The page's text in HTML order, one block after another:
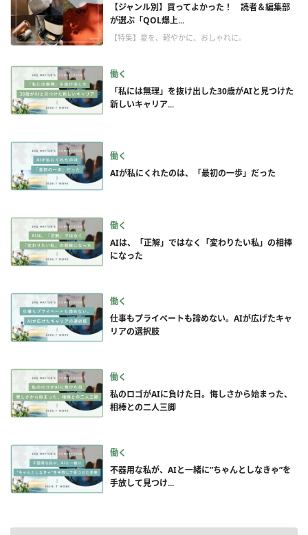
【ジャンル別】買ってよかった！ 読者＆編集部
が選ぶ「QOL爆上...
【特集】夏を、軽やかに、おしゃれに。
働く
「私には無理」を抜け出した30歳がAIと見つけた
新しいキャリア...
働く
AIが私にくれたのは、「最初の一歩」だった
働く
AIは、「正解」ではなく「変わりたい私」の相棒
になった
働く
仕事もプライベートも諦めない。AIが広げたキャ
リアの選択肢
働く
私のロゴがAIに負けた日。悔しさから始まった、
相棒との二人三脚
働く
不器用な私が、AIと一緒に”ちゃんとしなきゃ”を
手放して見つけ...